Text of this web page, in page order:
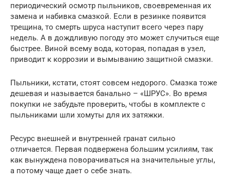
периодический осмотр пыльников, своевременная их
замена и набивка смазкой. Если в резинке появится
трещина, то смерть шруса наступит всего через пару
недель. А в дождливую погоду это может случиться еще
быстрее. Виной всему вода, которая, попадая в узел,
приводит к коррозии и вымыванию защитной смазки.
Пыльники, кстати, стоят совсем недорого. Смазка тоже
дешевая и называется банально – «ШРУС». Во время
покупки не забудьте проверить, чтобы в комплекте с
пыльниками шли хомуты для их затяжки.
Ресурс внешней и внутренней гранат сильно
отличается. Первая подвержена большим усилиям, так
как вынуждена поворачиваться на значительные углы,
а потому чаще дает о себе знать.